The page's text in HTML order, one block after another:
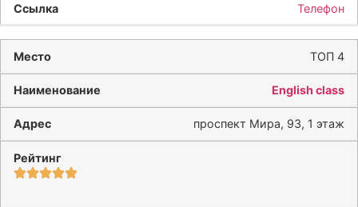
Телефон
ТОП 4
English class
проспект Мира, 93, 1 этаж